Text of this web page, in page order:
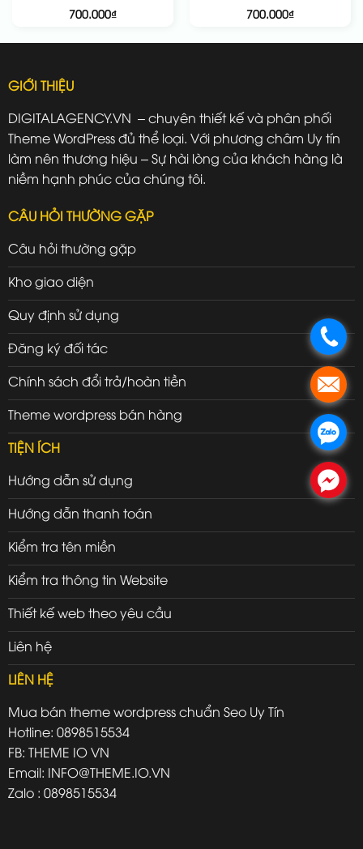
700.000₫
700.000₫
GIỚI THIỆU
DIGITALAGENCY.VN – chuyên thiết kế và phân phối
Theme WordPress đủ thể loại. Với phương châm Uy tín
làm nên thương hiệu – Sự hài lòng của khách hàng là
niềm hạnh phúc của chúng tôi.
CÂU HỎI THƯỜNG GẶP
Câu hỏi thường gặp
Kho giao diện
Quy định sử dụng
Đăng ký đối tác
Chính sách đổi trả/hoàn tiền
Theme wordpress bán hàng
TIỆN ÍCH
Hướng dẫn sử dụng
Hướng dẫn thanh toán
Kiểm tra tên miền
Kiểm tra thông tin Website
Thiết kế web theo yêu cầu
Liên hệ
LIÊN HỆ
Mua bán theme wordpress chuẩn Seo Uy Tín
Hotline: 0898515534
FB: THEME IO VN
Email: INFO@THEME.IO.VN
Zalo : 0898515534
.
.
.
.